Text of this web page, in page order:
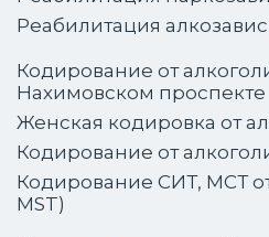
Реабилитация
Кодирование от
Нахимовском проспекте
Женская кодировка от
Кодирование от
Кодирование СИТ, МСТ
MST)